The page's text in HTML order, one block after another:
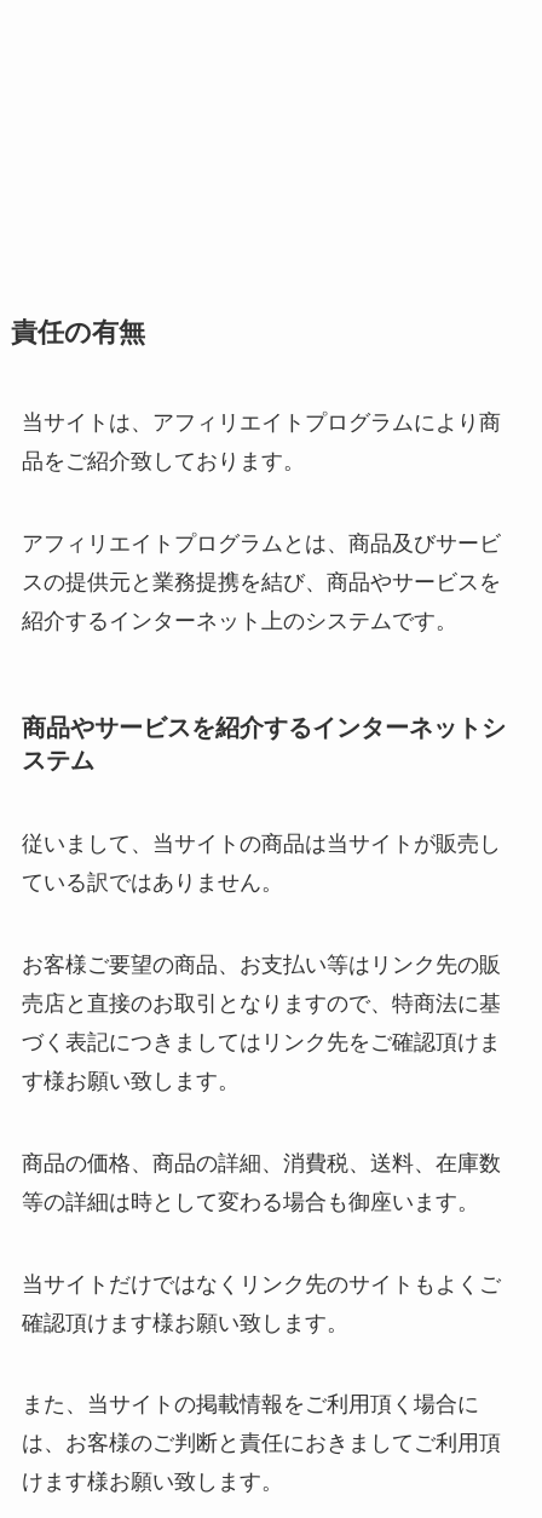
責任の有無
当サイトは、アフィリエイトプログラムにより商
品をご紹介致しております。
アフィリエイトプログラムとは、商品及びサービ
スの提供元と業務提携を結び、商品やサービスを
紹介するインターネット上のシステムです。
商品やサービスを紹介するインターネットシ
ステム
従いまして、当サイトの商品は当サイトが販売し
ている訳ではありません。
お客様ご要望の商品、お支払い等はリンク先の販
売店と直接のお取引となりますので、特商法に基
づく表記につきましてはリンク先をご確認頂けま
す様お願い致します。
商品の価格、商品の詳細、消費税、送料、在庫数
等の詳細は時として変わる場合も御座います。
当サイトだけではなくリンク先のサイトもよくご
確認頂けます様お願い致します。
また、当サイトの掲載情報をご利用頂く場合に
は、お客様のご判断と責任におきましてご利用頂
けます様お願い致します。